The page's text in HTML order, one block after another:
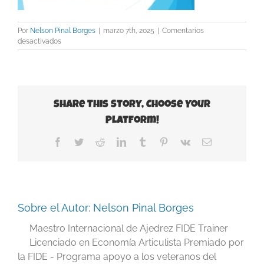
Por Nelson Pinal Borges | marzo 7th, 2025 | Comentarios
desactivadosen
Slide18
Share This Story, Choose Your
Platform!
Facebook
TwitterRedditLinkedInTumblr Pinterest
Vk
Correo
Sobre el Autor: Nelson Pinal Borges
Maestro Internacional de Ajedrez FIDE Trainer
Licenciado en Economía Articulista Premiado por
la FIDE - Programa apoyo a los veteranos del